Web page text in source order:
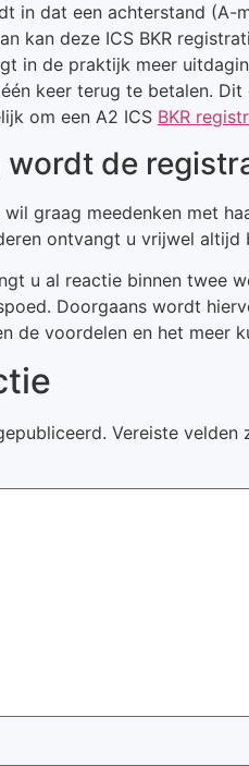
in dat een achterstand
kan deze ICS BKR
in de praktijk meer
keer terug te betalen.
om een A2 ICS BKR
wordt de
graag meedenken met
ontvangt u vrijwel
u al reactie binnen twee
Doorgaans wordt
de voordelen en het meer
Vereiste velden